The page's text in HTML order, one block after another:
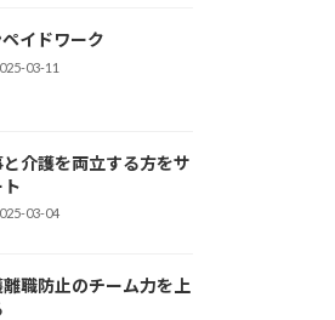
ペイドワーク
03-11
介護を両立する方をサ
03-04
離職防止のチーム力を上